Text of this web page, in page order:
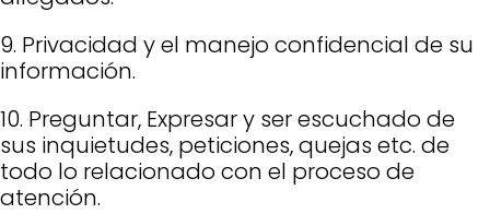
9. Privacidad y el manejo confidencial de su
información.
10. Preguntar, Expresar y ser escuchado de
sus inquietudes, peticiones, quejas etc. de
todo lo relacionado con el proceso de
atención.